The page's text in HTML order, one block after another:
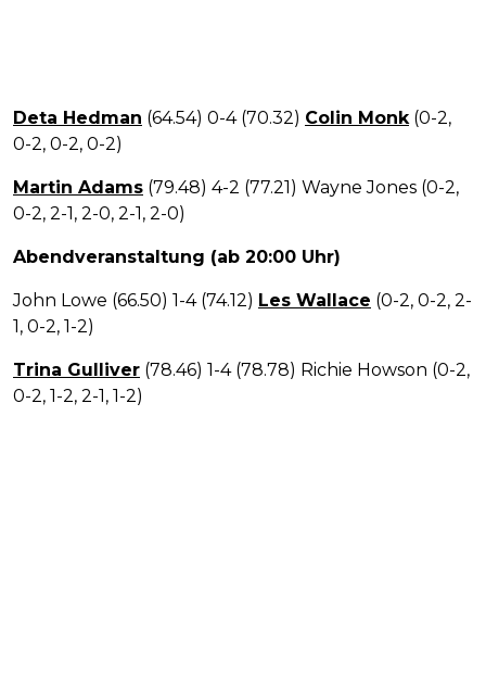
Deta Hedman (64.54) 0-4 (70.32) Colin Monk(0-2,
0-2, 0-2, 0-2)
Martin Adams (79.48) 4-2 (77.21) Wayne Jones (0-2,
0-2, 2-1, 2-0, 2-1, 2-0)
Abendveranstaltung (ab 20:00 Uhr)
John Lowe (66.50) 1-4 (74.12) Les Wallace (0-2, 0-2, 2-
1, 0-2, 1-2)
Trina Gulliver (78.46) 1-4 (78.78) Richie Howson (0-2,
0-2, 1-2, 2-1, 1-2)